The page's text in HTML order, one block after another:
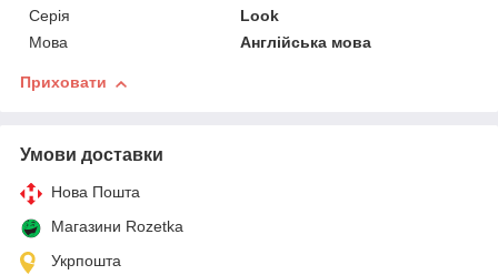
Серія
Look
Мова
Англійська мова
Приховати
Умови доставки
Нова Пошта
Магазини Rozetka
Укрпошта